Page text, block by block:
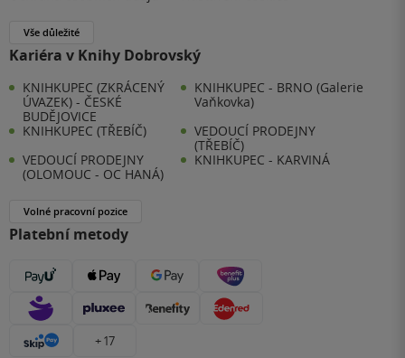
Vše důležité
Kariéra v Knihy Dobrovský
KNIHKUPEC (ZKRÁCENÝ
ÚVAZEK) - ČESKÉ
BUDĚJOVICE
KNIHKUPEC - BRNO (Galerie
Vaňkovka)
KNIHKUPEC (TŘEBÍČ)
VEDOUCÍ PRODEJNY
(TŘEBÍČ)
VEDOUCÍ PRODEJNY
(OLOMOUC - OC HANÁ)
KNIHKUPEC - KARVINÁ
Volné pracovní pozice
Platební metody
+ 17